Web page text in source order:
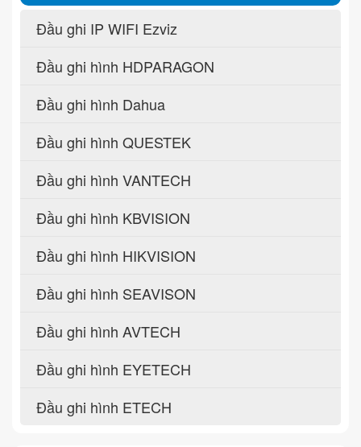
Đầu ghi IP WIFI Ezviz
Đầu ghi hình HDPARAGON
Đầu ghi hình Dahua
Đầu ghi hình QUESTEK
Đầu ghi hình VANTECH
Đầu ghi hình KBVISION
Đầu ghi hình HIKVISION
Đầu ghi hình SEAVISON
Đầu ghi hình AVTECH
Đầu ghi hình EYETECH
Đầu ghi hình ETECH